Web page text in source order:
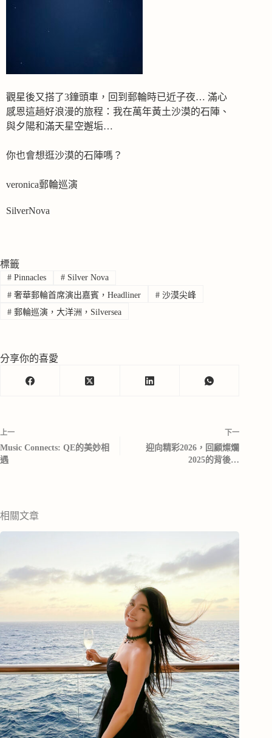
觀星後又搭了3鐘頭車，回到郵輪時已近子夜… 滿心
感恩這趟好浪漫的旅程：我在萬年黃土沙漠的石陣、
與夕陽和滿天星空邂垢…
你也會想逛沙漠的石陣嗎？
veronica郵輪巡演
SilverNova
標籤
#Pinnacles #Silver Nova
#奢華郵輪首席演出嘉賓，Headliner #沙漠尖峰
#郵輪巡演，大洋洲，Silversea
分享你的喜愛
上一
Music Connects: QE的美妙相
遇
下一
迎向精彩2026，回顧燦爛
2025的背後…
相關文章